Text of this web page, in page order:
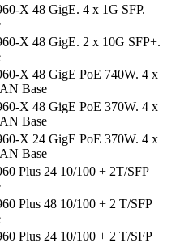
X 48 GigE. 4 x 1G SFP.
X 48 GigE. 2 x 10G SFP+.
X 48 GigE PoE 740W. 4 x
Base
X 48 GigE PoE 370W. 4 x
Base
X 24 GigE PoE 370W. 4 x
Base
Plus 24 10/100 + 2T/SFP
Plus 48 10/100 + 2 T/SFP
Plus 24 10/100 + 2 T/SFP